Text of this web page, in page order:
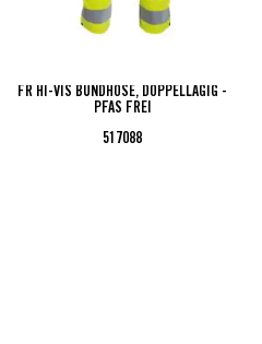
FR HI-VIS BUNDHOSE, DOPPELLAGIG -
PFAS FREI
517088